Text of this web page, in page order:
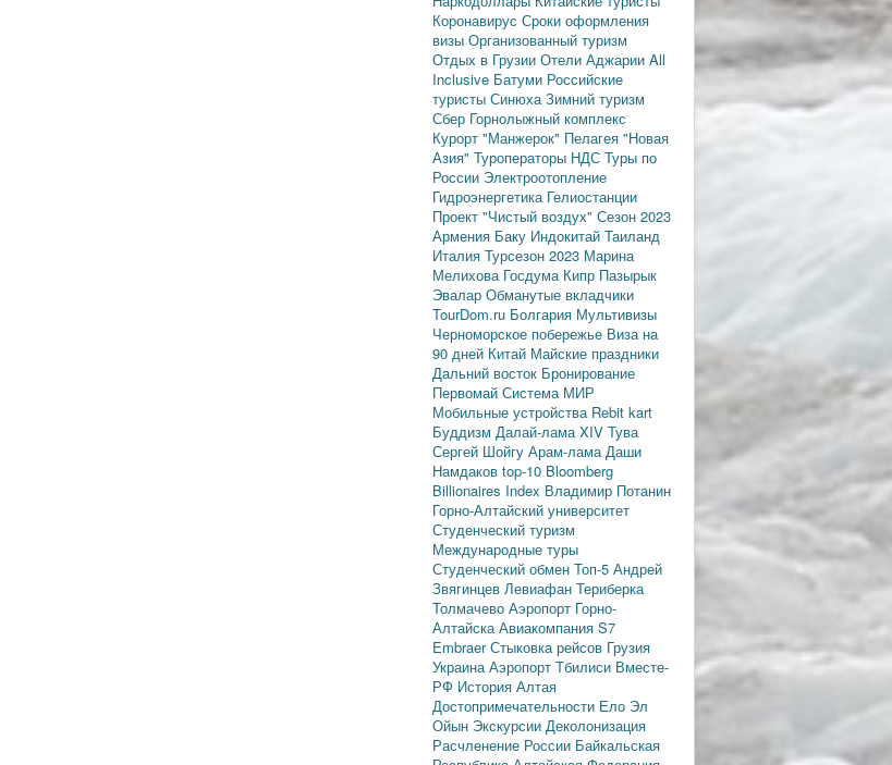
Коронавирус Сроки оформления
визы Организованный туризм
Отдых в Грузии Отели Аджарии All
Inclusive Батуми Российские
туристы СинюхаЗимний туризм
Сбер Горнолыжный комплекс
Курорт "Манжерок" Пелагея "Новая
Азия" Туроператоры НДС Туры по
России Электроотопление
Гидроэнергетика Гелиостанции
Проект "Чистый воздух" Сезон 2023
Армения Баку Индокитай Таиланд
Италия Турсезон 2023 Марина
Мелихова Госдума Кипр Пазырык
Эвалар Обманутые вкладчики
TourDom.ru Болгария Мультивизы
Черноморское побережье Виза на
90 дней Китай Майские праздники
Дальний восток Бронирование
Первомай Система МИР
Мобильные устройства Rebit kart
Буддизм Далай-лама XIV Тува
Сергей Шойгу Арам-ламаДаши
Намдаков top-10 Bloomberg
Billionaires Index Владимир Потанин
Горно-Алтайский университет
Студенческий туризм
Международные туры
Студенческий обмен Топ-5 Андрей
Звягинцев Левиафан Териберка
Толмачево Аэропорт Горно-
АлтайскаАвиакомпания S7
EmbraerСтыковка рейсов Грузия
УкраинаАэропорт Тбилиси Вместе-
РФ История Алтая
Достопримечательности Ело Эл
Ойын Экскурсии Деколонизация
Расчленение России Байкальская